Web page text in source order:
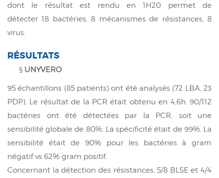
dont le résultat est rendu en 1H20 permet de
détecter 18 bactéries, 8 mécanismes de résistances, 8
virus.
RÉSULTATS
§ UNYVERO
95 échantillons (85 patients) ont été analysés (72 LBA, 23
PDP). Le résultat de la PCR était obtenu en 4,6h. 90/112
bactéries ont été détectées par la PCR, soit une
sensibilité globale de 80%. La spécificité était de 99%. La
sensibilité était de 90% pour les bactéries à gram
négatif vs 62% gram positif.
Concernant la détection des résistances, 5/8 BLSE et 4/4